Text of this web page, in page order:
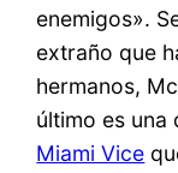
enemigos».
extraño que
hermanos,
último es una
Miami Vice